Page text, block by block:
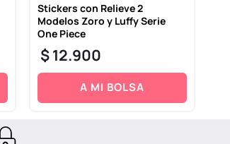
Stickers con Relieve 2
Modelos Zoro y Luffy Serie
One Piece
$12.900
A MI BOLSA